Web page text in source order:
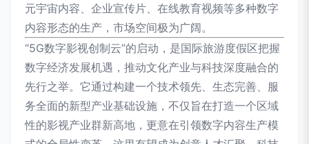
元宇宙内容、企业宣传片、在线教育视频等多种数字
内容形态的生产，市场空间极为广阔。
“5G数字影视创制云”的启动，是国际旅游度假区把握
数字经济发展机遇，推动文化产业与科技深度融合的
先行之举。它通过构建一个技术领先、生态完善、服
务全面的新型产业基础设施，不仅旨在打造一个区域
性的影视产业群新高地，更意在引领数字内容生产模